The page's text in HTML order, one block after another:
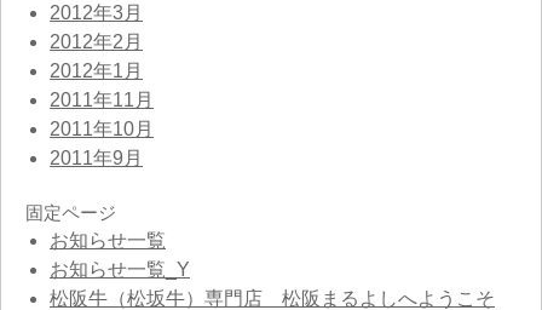
2012年3月
2012年2月
2012年1月
2011年11月
2011年10月
2011年9月
固定ページ
お知らせ一覧
お知らせ一覧_Y
松阪牛（松坂牛）専門店 松阪まるよしへようこそ